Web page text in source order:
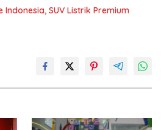
Indonesia, SUV Listrik Premium